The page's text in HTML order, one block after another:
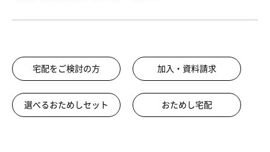
宅配をご検討の方 加入・資料請求
選べるおためしセット おためし宅配